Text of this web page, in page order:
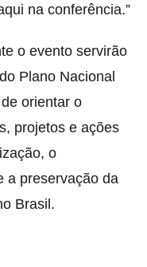
na conferência.”
o evento servirão
Plano Nacional
orientar o
projetos e ações
o
a preservação da
Brasil.